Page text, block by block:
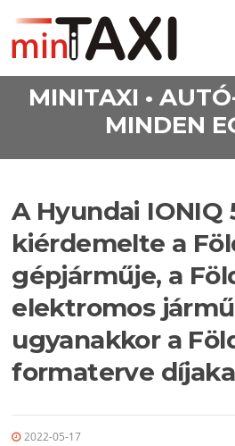
MINITAXI •
MINDEN
A Hyundai IONIQ
kiérdemelte a
gépjárműje, a
elektromos
ugyanakkor a
formaterve
2022-05-17